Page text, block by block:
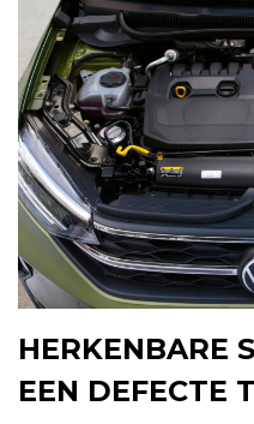
HERKENBARE
EEN DEFECTE